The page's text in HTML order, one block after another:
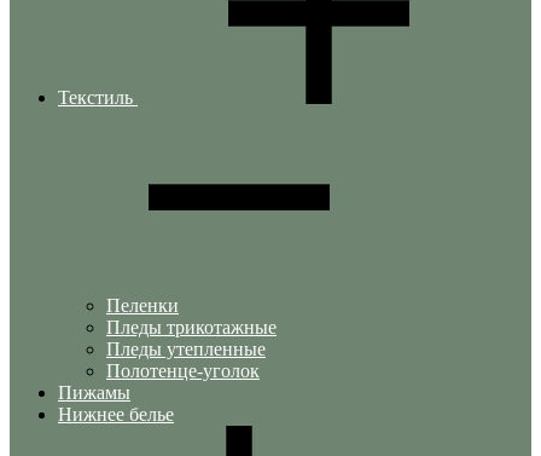
Текстиль
Пеленки
Пледы трикотажные
Пледы утепленные
Полотенце-уголок
Пижамы
Нижнее белье